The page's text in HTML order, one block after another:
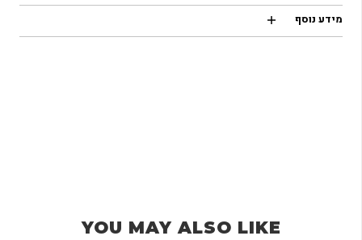
מידע נוסף
YOU MAY ALSO LIKE